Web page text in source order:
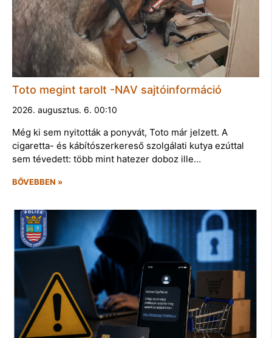
Toto megint tarolt -NAV sajtóinformáció
2026. augusztus. 6. 00:10
Még ki sem nyitották a ponyvát, Toto már jelzett. A
cigaretta- és kábítószerkereső szolgálati kutya ezúttal
sem tévedett: több mint hatezer doboz ille…
BŐVEBBEN »